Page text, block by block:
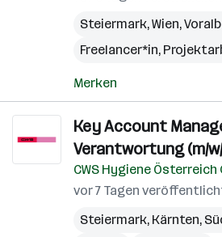
Steiermark,Wien,
Freelancer*in,
Merken
Key Account
Verantwortung (m/
CWS Hygiene Österreich
vor 7 Tagen
Steiermark, Kärnten,